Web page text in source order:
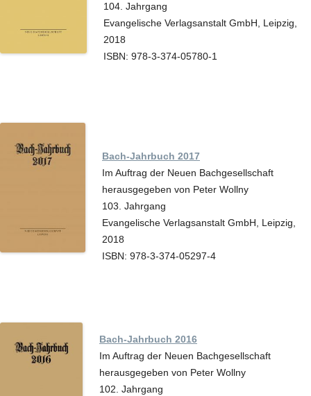
104. Jahrgang
Evangelische Verlagsanstalt GmbH, Leipzig,
2018
ISBN: 978-3-374-05780-1
Bach-Jahrbuch 2017
Im Auftrag der Neuen Bachgesellschaft
herausgegeben von Peter Wollny
103. Jahrgang
Evangelische Verlagsanstalt GmbH, Leipzig,
2018
ISBN: 978-3-374-05297-4
Bach-Jahrbuch 2016
Im Auftrag der Neuen Bachgesellschaft
herausgegeben von Peter Wollny
102. Jahrgang